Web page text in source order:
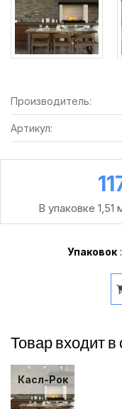
Производитель:
Артикул:
В упаковке 1,51
Упаковок :
Товар входит
Касл-Рок